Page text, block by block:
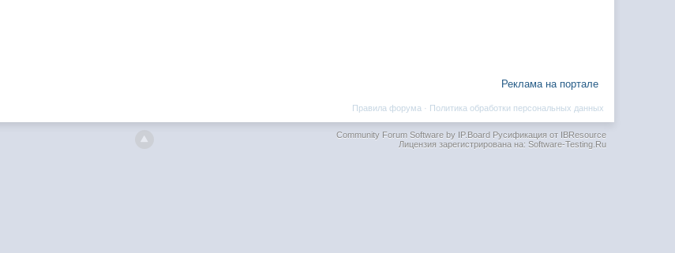
Реклама на портале
Политика обработки персональных данных
Правила форума ·
Community Forum Software by IP.BoardРусификация от IBResource
Лицензия зарегистрирована на: Software-Testing.Ru